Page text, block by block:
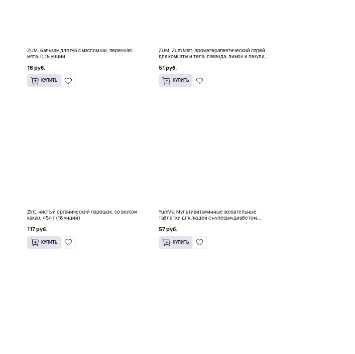
ZUM, бальзам для губ с маслом ши, перечная
мята, 0,15 унции
16 руб.
КУПИТЬ
ZUM, Zum Mist, ароматерапевтический спрей
для комнаты и тела, лаванда, лимон и пачули,
51 руб.
КУПИТЬ
Zint, чистый органический порошок, со вкусом
какао, 454 г (16 унций)
117 руб.
КУПИТЬ
YumVs, Мультивитаминные жевательные
таблетки для людей с нулевым диабетом,
57 руб.
КУПИТЬ